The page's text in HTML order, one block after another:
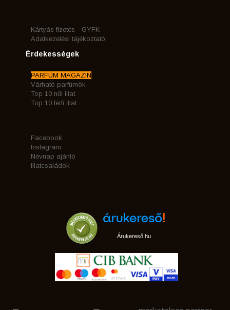
Kártyás fizetés - GYFK
Adatkezelési tájékoztató
Érdekességek
PARFÜM MAGAZIN
Várható parfümök
Top 10 női illat
Top 10 férfi illat
Facebook
Instagram
Névnap ajánló
Illatcsaládok
Árukereső.hu